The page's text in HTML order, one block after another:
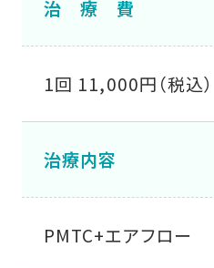
治 療 費
1回 11,000円（税込）
治療内容
PMTC+エアフロー